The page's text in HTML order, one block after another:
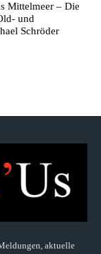
Mittelmeer – Die
und
Schröder
aktuelle